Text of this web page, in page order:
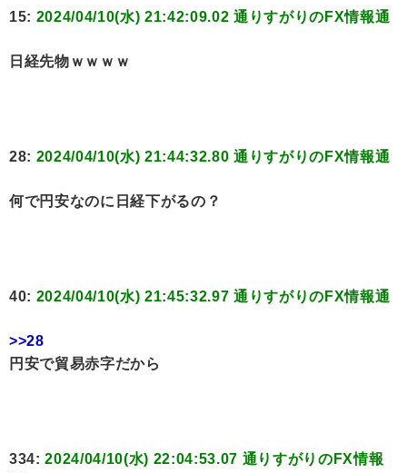
15: 2024/04/10(水) 21:42:09.02 通りすがりのFX情報通
日経先物ｗｗｗｗ
28: 2024/04/10(水) 21:44:32.80 通りすがりのFX情報通
何で円安なのに日経下がるの？
40: 2024/04/10(水) 21:45:32.97 通りすがりのFX情報通
>>28
円安で貿易赤字だから
334:2024/04/10(水) 22:04:53.07 通りすがりのFX情報